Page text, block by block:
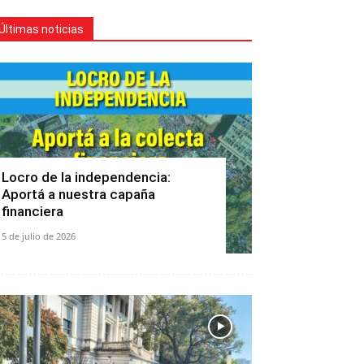
noticias
Locro de la independencia:
Aportá a nuestra capaña
financiera
5 de julio de 2026